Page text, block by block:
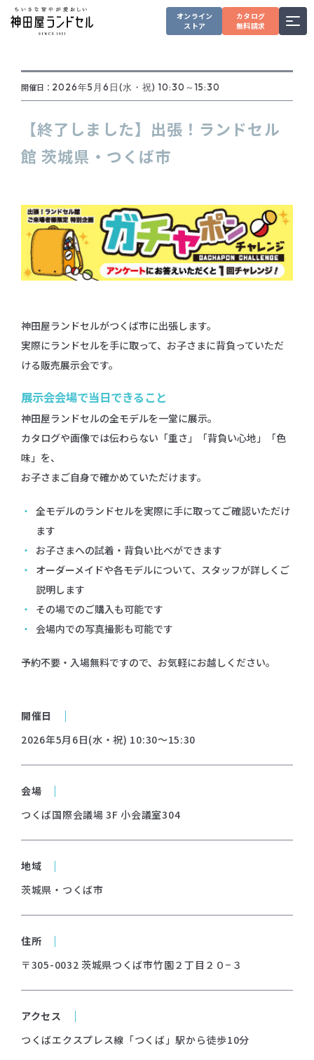
オンライン
ストア
カタログ
無料請求
開催日： 2026年5月6日(水・祝) 10:30～15:30
【終了しました】出張！ランドセル
館 茨城県・つくば市
神田屋ランドセルがつくば市に出張します。
実際にランドセルを手に取って、お子さまに背負っていただ
ける販売展示会です。
展示会会場で当日できること
神田屋ランドセルの全モデルを一堂に展示。
カタログや画像では伝わらない「重さ」「背負い心地」「色
味」を、
お子さまご自身で確かめていただけます。
全モデルのランドセルを実際に手に取ってご確認いただけ
ます
お子さまへの試着・背負い比べができます
オーダーメイドや各モデルについて、スタッフが詳しくご
説明します
その場でのご購入も可能です
会場内での写真撮影も可能です
予約不要・入場無料ですので、お気軽にお越しください。
開催日
2026年5月6日(水・祝) 10:30～15:30
会場
つくば国際会議場 3F 小会議室304
地域
茨城県・つくば市
住所
〒305-0032 茨城県つくば市竹園２丁目２０−３
アクセス
つくばエクスプレス線「つくば」駅から徒歩10分